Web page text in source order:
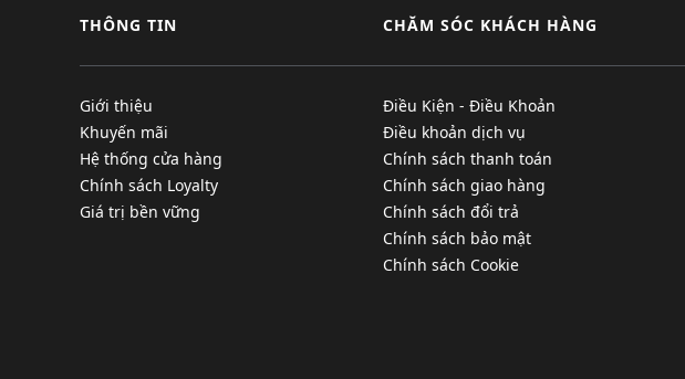
THÔNG TIN
Giới thiệu
Khuyến mãi
Hệ thống cửa hàng
Chính sách Loyalty
Giá trị bền vững
CHĂM SÓC KHÁCH HÀNG
Điều Kiện - Điều Khoản
Điều khoản dịch vụ
Chính sách thanh toán
Chính sách giao hàng
Chính sách đổi trả
Chính sách bảo mật
Chính sách Cookie